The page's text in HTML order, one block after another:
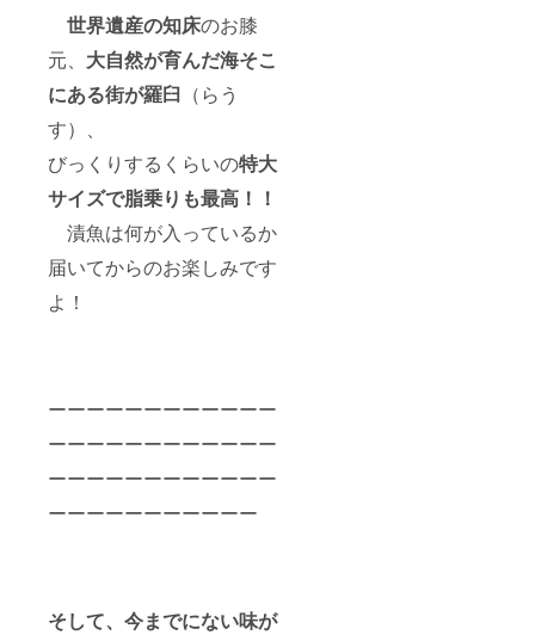
世界遺産の知床のお膝
元、 大自然が育んだ海そこ
にある街が羅臼 （らう
す）、
びっくりするくらいの特大
サイズで脂乗りも最高！！
漬魚は何が入っているか
届いてからのお楽しみです
よ！
ーーーーーーーーーーーー
ーーーーーーーーーーーー
ーーーーーーーーーーーー
ーーーーーーーーーーー
そして、今までにない味が